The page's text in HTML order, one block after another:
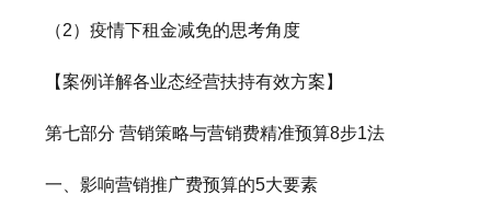
（2）疫情下租金减免的思考角度
【案例详解各业态经营扶持有效方案】
第七部分 营销策略与营销费精准预算8步1法
一、影响营销推广费预算的5大要素